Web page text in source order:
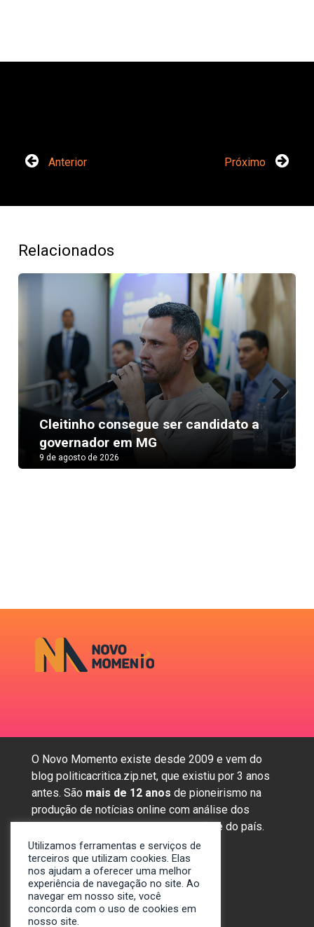
Anterior Próximo
Relacionados
Cleitinho consegue ser candidato a
governador em MG
9 de agosto de 2026
Next
O Novo Momento existe desde 2009 e vem do
blog politicacritica.zip.net, que existiu por 3 anos
antes. São mais de 12 anos de pioneirismo na
produção de notícias online com análise dos
assuntos mais importantes da região e do país.
Sobre nós
Anunciar
Contato
Utilizamos ferramentas e serviços de
terceiros que utilizam cookies. Elas
nos ajudam a oferecer uma melhor
experiência de navegação no site. Ao
navegar em nosso site, você
concorda com o uso de cookies em
nosso site.